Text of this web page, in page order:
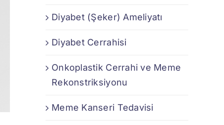
Diyabet (Şeker) Ameliyatı
Diyabet Cerrahisi
Onkoplastik Cerrahi ve Meme
Rekonstriksiyonu
Meme Kanseri Tedavisi